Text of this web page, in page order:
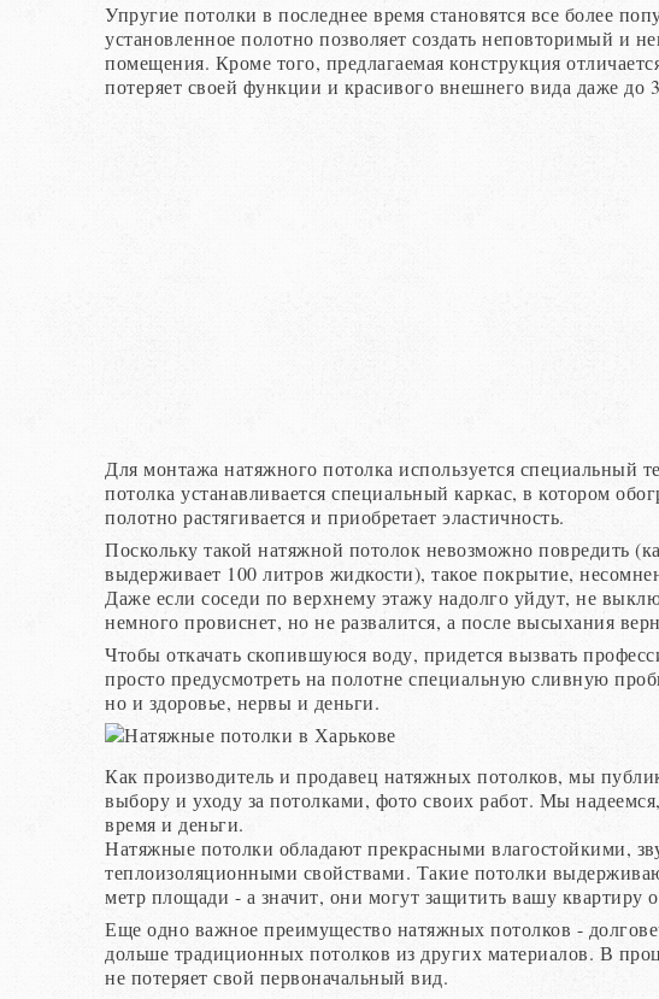
Упругие потолки в последнее время становятся все более
установленное полотно позволяет создать неповторимый и
помещения. Кроме того, предлагаемая конструкция
потеряет своей функции и красивого внешнего вида даже до
Для монтажа натяжного потолка используется специальный
потолка устанавливается специальный каркас, в котором
полотно растягивается и приобретает эластичность.
Поскольку такой натяжной потолок невозможно повредить
выдерживает 100 литров жидкости), такое покрытие,
Даже если соседи по верхнему этажу надолго уйдут, не
немного провиснет, но не развалится, а после высыхания
Чтобы откачать скопившуюся воду, придется вызвать
просто предусмотреть на полотне специальную сливную
но и здоровье, нервы и деньги.
Как производитель и продавец натяжных потолков, мы
выбору и уходу за потолками, фото своих работ. Мы
время и деньги.
Натяжные потолки обладают прекрасными влагостойкими,
теплоизоляционными свойствами. Такие потолки
метр площади - а значит, они могут защитить вашу квартиру
Еще одно важное преимущество натяжных потолков -
дольше традиционных потолков из других материалов. В
не потеряет свой первоначальный вид.